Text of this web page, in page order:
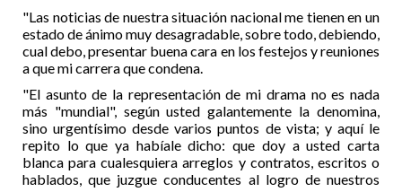
"Las noticias de nuestra situación nacional me tienen en un
estado de ánimo muy desagradable, sobre todo, debiendo,
cual debo, presentar buena cara en los festejos y reuniones
a que mi carrera que condena.
"El asunto de la representación de mi drama no es nada
más "mundial", según usted galantemente la denomina,
sino urgentísimo desde varios puntos de vista; y aquí le
repito lo que ya habíale dicho: que doy a usted carta
blanca para cualesquiera arreglos y contratos, escritos o
hablados, que juzgue conducentes al logro de nuestros